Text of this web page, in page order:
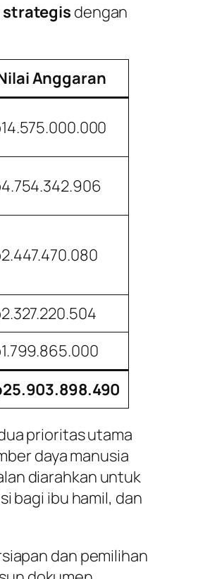
strategis dengan
Anggaran
prioritas utama
daya manusia
diarahkan untuk
bagi ibu hamil, dan
dan pemilihan